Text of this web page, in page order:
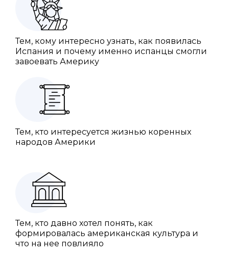
Тем, кому интересно узнать, как появилась
Испания и почему именно испанцы смогли
завоевать Америку
Тем, кто интересуется жизнью коренных
народов Америки
Тем, кто давно хотел понять, как
формировалась американская культура и
что на нее повлияло